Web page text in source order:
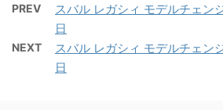
PREV
スバル レガシィ モデルチェン
日
NEXT
スバル レガシィ モデルチェン
日